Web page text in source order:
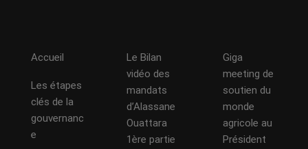
Accueil
Les étapes
clés de la
gouvernanc
e
Le Bilan
vidéo des
mandats
d’Alassane
Ouattara
1ère partie
Giga
meeting de
soutien du
monde
agricole au
Président